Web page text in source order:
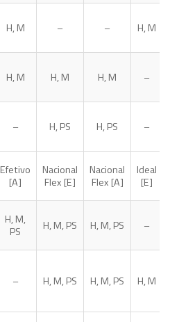
H, M – – H, M
H, M H, M H, M –
– H, PS H, PS –
Efetivo
[A]
Nacional
Flex [E]
Nacional
Flex [A]
Ideal
[E]
H, M,
PS
H, M, PS H, M, PS –
– H, M, PS H, M, PS H, M